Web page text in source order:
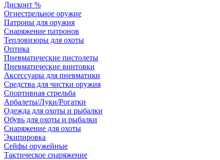
Дисконт %
Огнестрельное оружие
Патроны для оружия
Снаряжение патронов
Тепловизоры для охоты
Оптика
Пневматические пистолеты
Пневматические винтовки
Аксессуары для пневматики
Средства для чистки оружия
Спортивная стрельба
Арбалеты/Луки/Рогатки
Одежда для охоты и рыбалки
Обувь для охоты и рыбалки
Снаряжение для охоты
Экипировка
Сейфы оружейные
Тактическое снаряжение